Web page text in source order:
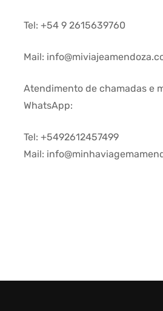
Tel: +54 9 2615639760
Mail:
Atendimento de chamadas e
WhatsApp:
Tel: +5492612457499
Mail: